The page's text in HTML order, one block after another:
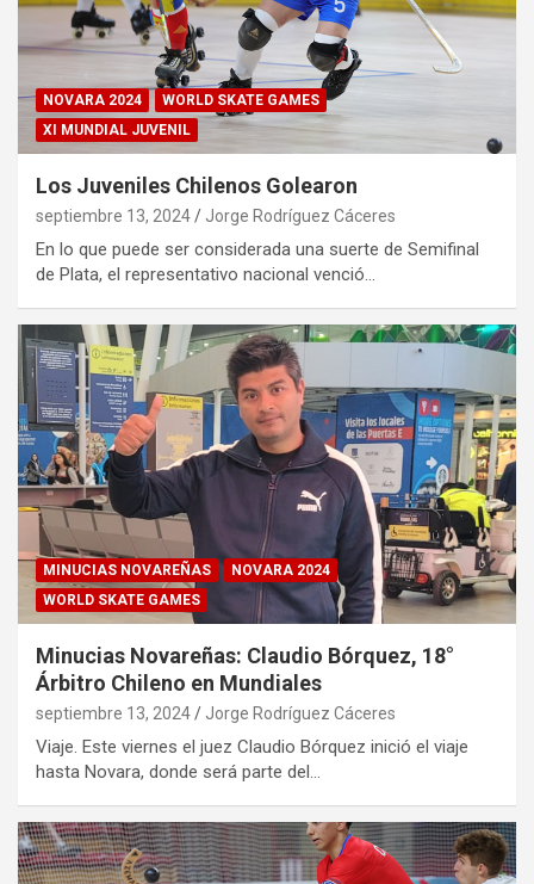
NOVARA 2024
WORLD SKATE GAMES
XI MUNDIAL JUVENIL
Los Juveniles Chilenos Golearon
septiembre 13, 2024 Jorge Rodríguez Cáceres
En lo que puede ser considerada una suerte de Semifinal
de Plata, el representativo nacional venció…
MINUCIAS NOVAREÑAS
NOVARA 2024
WORLD SKATE GAMES
Minucias Novareñas: Claudio Bórquez, 18°
Árbitro Chileno en Mundiales
septiembre 13, 2024 Jorge Rodríguez Cáceres
Viaje. Este viernes el juez Claudio Bórquez inició el viaje
hasta Novara, donde será parte del…